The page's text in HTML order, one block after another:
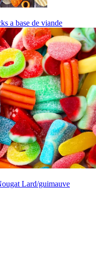
a base de viande
Lard/guimauve